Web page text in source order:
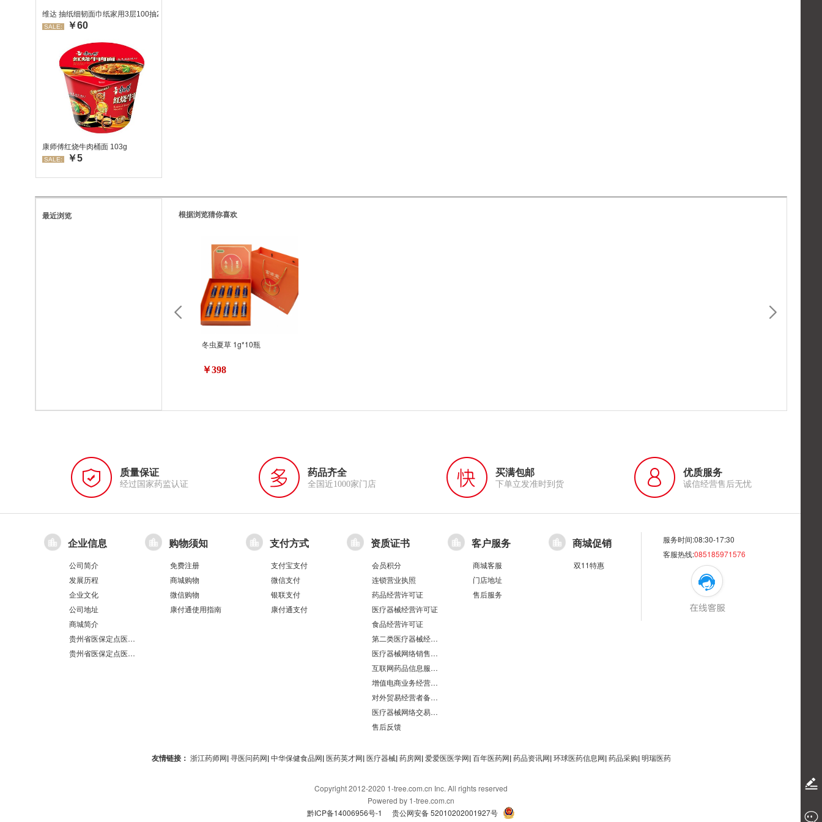
维达 抽纸细韧面巾纸家用3层100抽24包/箱 超值装 偏远地区不发货偏远地区:(含新疆、西藏、内蒙古、宁夏、海南、青海)不发货
SALE: ￥60
康师傅红烧牛肉桶面 103g
SALE: ￥5
最近浏览 根据浏览猜你喜欢
冬虫夏草 1g*10瓶
￥398
质量保证
经过国家药监认证
药品齐全
全国近1000家门店
买满包邮
下单立发准时到货
优质服务
诚信经营售后无忧
企业信息
公司简介
发展历程
企业文化
公司地址
商城简介
贵州省医保定点医疗机构医保服务情况表（第551分店）
贵州省医保定点医疗机构医保服务情况表（第100分店）
购物须知
免费注册
商城购物
微信购物
康付通使用指南
支付方式
支付宝支付
微信支付
银联支付
康付通支付
资质证书
会员积分
连锁营业执照
药品经营许可证
医疗器械经营许可证
食品经营许可证
第二类医疗器械经营备案凭证
医疗器械网络销售备案
互联网药品信息服务资格证书
增值电商业务经营许可证
对外贸易经营者备案登记表/海关报关单位注册登记证书
医疗器械网络交易服务第三方平台备案凭证
售后反馈
客户服务
商城客服
门店地址
售后服务
商城促销
双11特惠
服务时间:08:30-17:30
客服热线:085185971576
友情链接： 浙江药师网| 寻医问药网| 中华保健食品网| 医药英才网| 医疗器械| 药房网| 爱爱医医学网| 百年医药网| 药品资讯网| 环球医药信息网| 药品采购| 明瑞医药
Copyright 2012-2020 1-tree.com.cn Inc. All rights reserved
Powered by 1-tree.com.cn
黔ICP备14006956号-1
贵公网安备 52010202001927号